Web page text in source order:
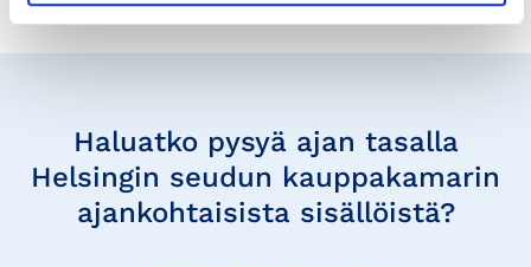
Haluatko pysyä ajan tasalla
Helsingin seudun kauppakamarin
ajankohtaisista sisällöistä?